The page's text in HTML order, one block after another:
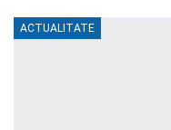
ACTUALITATE